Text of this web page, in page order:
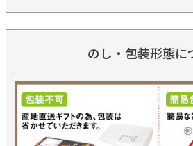
のし・包装形態に